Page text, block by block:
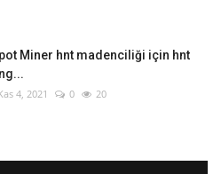
Miner hnt madenciliği için hnt
4, 2021 0 20